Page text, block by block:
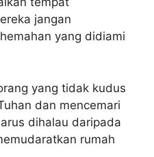
jangan
yang didiami
yang tidak kudus
dan mencemari
dihalau daripada
rumah